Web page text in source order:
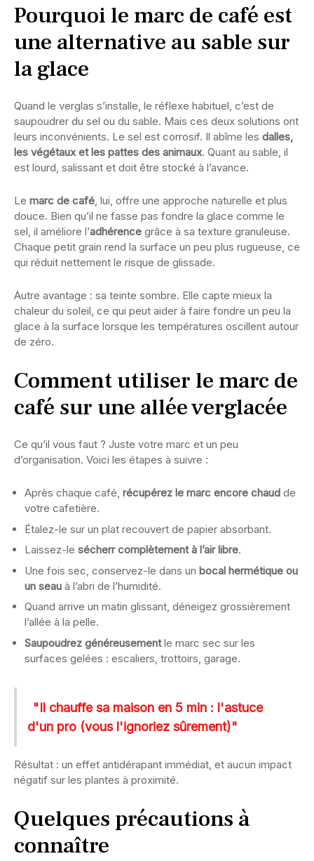
Pourquoi le marc de café est
une alternative au sable sur
la glace
Quand le verglas s’installe, le réflexe habituel, c’est de
saupoudrer du sel ou du sable. Mais ces deux solutions ont
leurs inconvénients. Le sel est corrosif. Il abîme les dalles,
les végétaux et les pattes des animaux. Quant au sable, il
est lourd, salissant et doit être stocké à l’avance.
Le marc de café, lui, offre une approche naturelle et plus
douce. Bien qu’il ne fasse pas fondre la glace comme le
sel, il améliore l’adhérence grâce à sa texture granuleuse.
Chaque petit grain rend la surface un peu plus rugueuse, ce
qui réduit nettement le risque de glissade.
Autre avantage : sa teinte sombre. Elle capte mieux la
chaleur du soleil, ce qui peut aider à faire fondre un peu la
glace à la surface lorsque les températures oscillent autour
de zéro.
Comment utiliser le marc de
café sur une allée verglacée
Ce qu’il vous faut ? Juste votre marc et un peu
d’organisation. Voici les étapes à suivre :
Après chaque café, récupérez le marc encore chaud de
votre cafetière.
Étalez-le sur un plat recouvert de papier absorbant.
Laissez-le sécherr complètement à l’air libre.
Une fois sec, conservez-le dans un bocal hermétique ou
un seau à l’abri de l’humidité.
Quand arrive un matin glissant, déneigez grossièrement
l’allée à la pelle.
Saupoudrez généreusementle marc sec sur les
surfaces gelées : escaliers, trottoirs, garage.
"Il chauffe sa maison en 5 min : l'astuce
d'un pro (vous l'ignoriez sûrement)"
Résultat : un effet antidérapant immédiat, et aucun impact
négatif sur les plantes à proximité.
Quelques précautions à
connaître